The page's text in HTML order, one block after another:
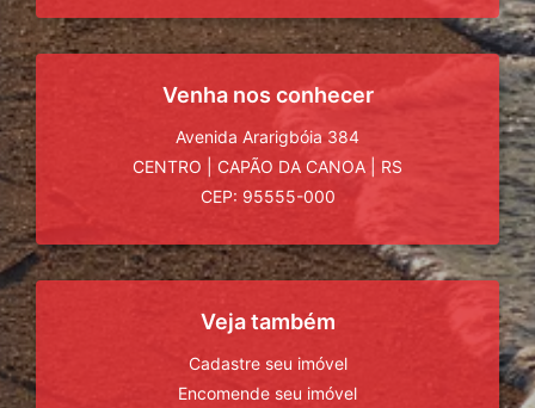
Venha nos conhecer
Avenida Ararigbóia 384
CENTRO
CAPÃO DA CANOA
RS
CEP: 95555-000
Veja também
Cadastre seu imóvel
Encomende seu imóvel